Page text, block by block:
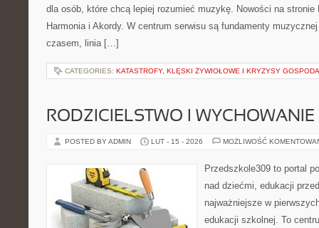
dla osób, które chcą lepiej rozumieć muzykę. Nowości na stronie
Harmonia i Akordy. W centrum serwisu są fundamenty
czasem, linia […]
CATEGORIES: KATASTROFY, KLĘSKI ŻYWIOŁOWE I KRYZYSY
RODZICIELSTWO I WYCHOWANIE
POSTED BY ADMIN LUT - 15 - 2026 MOŻLIWOŚĆ
Przedszkole309 to portal
nad dziećmi, edukacji
najważniejsze w
edukacji szkolnej. To